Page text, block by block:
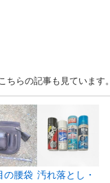
らの記事も見ています。
の腰袋 汚れ落とし・